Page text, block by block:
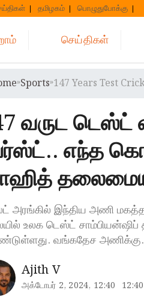
தமிழகம் பொழுதுபோக்கு
செய்திகள்
»Sports»147 Years Test
வருட டெஸ்ட்
எந்த
அரங்கில் இந்திய அணி
உலக டெஸ்ட்
வங்கதேச
Ajith V
அக்டோபர் 2, 2024, 12:40